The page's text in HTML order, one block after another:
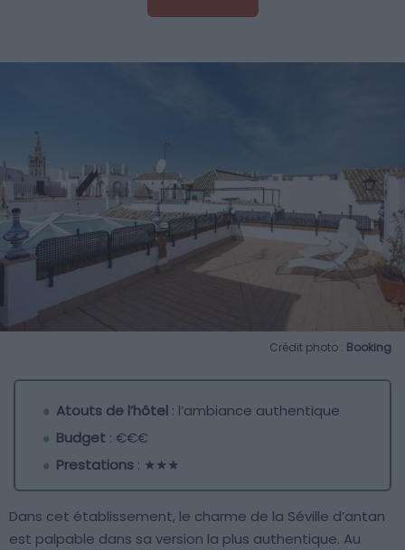
Crédit photo : Booking
Atouts de l’hôtel : l’ambiance authentique
Budget : €€€
Prestations : ★★★
Dans cet établissement, le charme de la Séville d’antan
est palpable dans sa version la plus authentique. Au